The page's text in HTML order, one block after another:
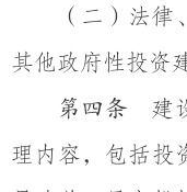
（二）法
其他政府性投资
第四条 建
理内容，包括投